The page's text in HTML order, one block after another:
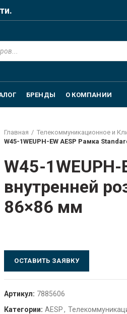
БРЕНДЫ О КОМПАНИИ
Главная
Телекоммуникационное и
W45-1WEUPH-EW AESP Рамка
W45-
внутренней
86×86 мм
ОСТАВИТЬ ЗАЯВКУ
Артикул: 7885606
Категории: AESP ,